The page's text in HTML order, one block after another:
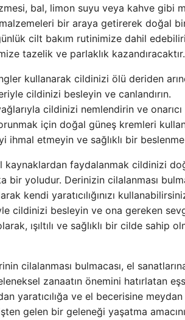
bal, limon suyu veya kahve gibi
bir araya getirerek doğal bir
cilt bakım rutinimize dahil
tazelik ve parlaklık kazandıracaktır.
kullanarak cildinizi ölü deriden
cildinizi besleyin ve canlandırın.
cildinizi nemlendirin ve
için doğal güneş kremleri
ihmal etmeyin ve sağlıklı bir
kaynaklardan faydalanmak cildinizi
bir yoludur. Derinizin cilalanması
kendi yaratıcılığınızı
cildinizi besleyin ve ona gereken
ışıltılı ve sağlıklı bir cilde sahip
cilalanması bulmacası, el
zanaatın önemini hatırlatan
yaratıcılığa ve el becerisine
gelen bir geleneği yaşatma